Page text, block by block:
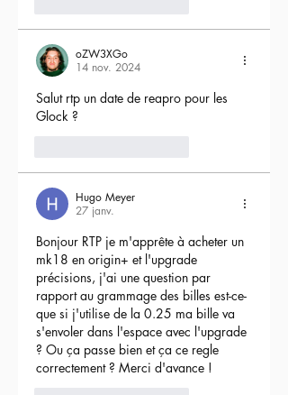
oZW3XGo
14 nov. 2024
Salut rtp un date de reapro pour les
Glock ?
Hugo Meyer
27 janv.
Bonjour RTP je m'apprête à acheter un
mk18 en origin+ et l'upgrade
précisions, j'ai une question par
rapport au grammage des billes est-ce-
que si j'utilise de la 0.25 ma bille va
s'envoler dans l'espace avec l'upgrade
? Ou ça passe bien et ça ce regle
correctement ? Merci d'avance !